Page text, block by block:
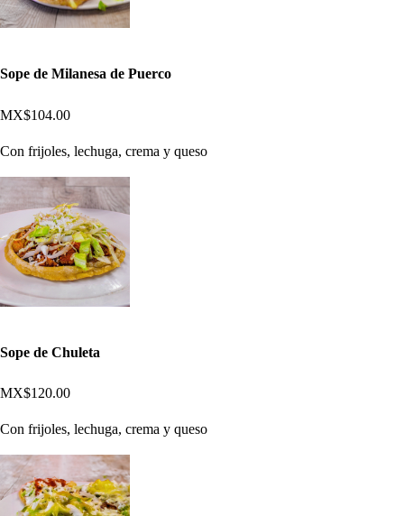
Sope de Milanesa de Puerco
MX$104.00
Con frijoles, lechuga, crema y queso
Sope de Chuleta
MX$120.00
Con frijoles, lechuga, crema y queso